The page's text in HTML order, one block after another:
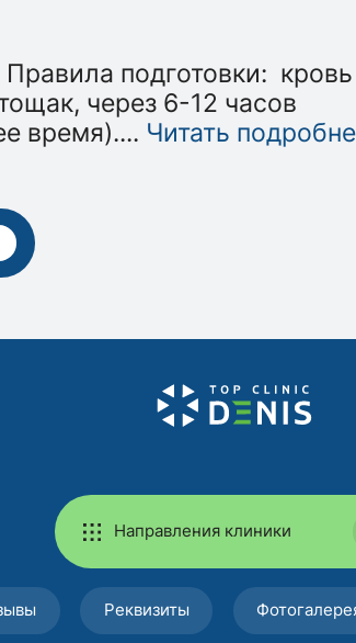
подготовки: кровь
через 6-12 часов
время).... Читать
Направления клиники
Реквизиты